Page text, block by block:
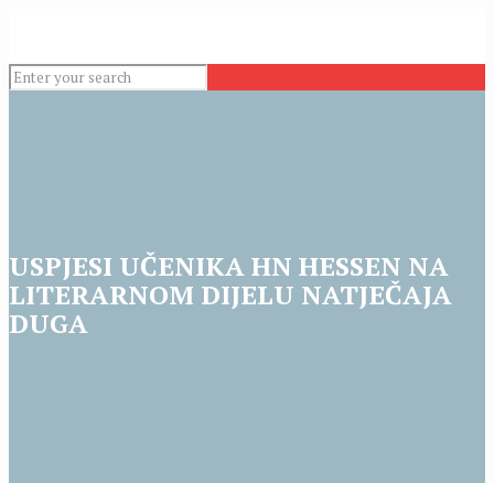
USPJESI UČENIKA HN HESSEN NA
LITERARNOM DIJELU NATJEČAJA
DUGA